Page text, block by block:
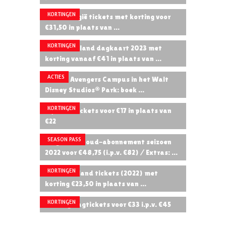
KORTINGEN
Walibi België tickets met korting voor
€31,50 in plaats van ...
KORTINGEN
Phantasialand dagkaart 2023 met
korting vanaaf €41 in plaats van ...
ACTIES
Marvel Avengers Campus in het Walt
Disney Studios® Park: boek ...
KORTINGEN
Aqualibi Tickets voor €17 in plaats van
€22
SEASON PASS
Slagharen Goud-abonnement seizoen
2022 voor €48,75 (i.p.v. €82) / Extras: ...
KORTINGEN
Walibi Holland tickets (2022) met
korting €23,50 in plaats van ...
KORTINGEN
Efteling dagtickets voor €33 i.p.v. €45